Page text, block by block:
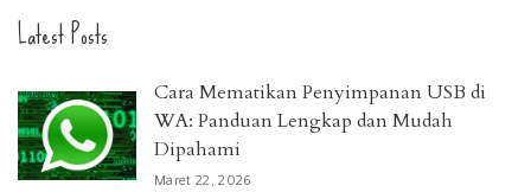
Latest Posts
Cara Mematikan Penyimpanan USB di
WA: Panduan Lengkap dan Mudah
Dipahami
Maret 22, 2026